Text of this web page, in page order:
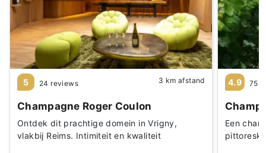
5 24 reviews 3 km afstand
Champagne Roger Coulon
Ontdek dit prachtige domein in Vrigny,
vlakbij Reims. Intimiteit en kwaliteit
4.9 75
Een